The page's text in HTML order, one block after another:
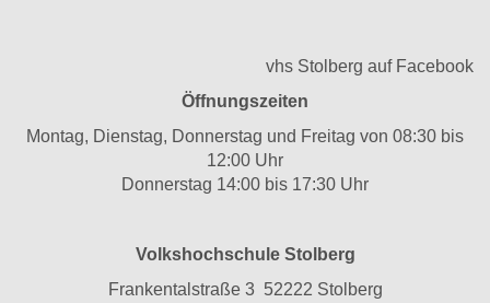
vhs Stolberg auf Facebook
Öffnungszeiten
Montag, Dienstag, Donnerstag und Freitag von 08:30 bis
12:00 Uhr
Donnerstag 14:00 bis 17:30 Uhr
Volkshochschule Stolberg
Frankentalstraße 3 52222 Stolberg